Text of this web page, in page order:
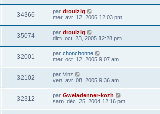
34366 par drouizig
mer. avr. 12, 2006 12:03 pm
35074 par drouizig
dim. oct. 23, 2005 12:28 pm
32001 par chonchonne
mer. oct. 12, 2005 9:07 am
32102 par Vinz
ven. avr. 08, 2005 9:36 am
32312 par Gweladenner-kozh
sam. déc. 25, 2004 12:16 pm